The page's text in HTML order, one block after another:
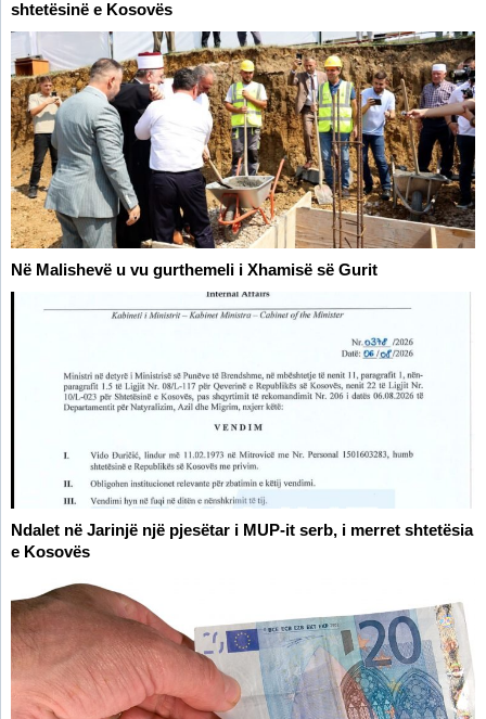
shtetësinë e Kosovës
Në Malishevë u vu gurthemeli i Xhamisë së Gurit
Ndalet në Jarinjë një pjesëtar i MUP-it serb, i merret shtetësia
e Kosovës